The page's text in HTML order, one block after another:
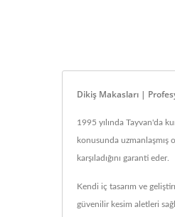
Dikiş Makasları |
1995 yılında Tayvan'da
konusunda uzmanlaşmış
karşıladığını garanti eder.
Kendi iç tasarım ve
güvenilir kesim aletleri